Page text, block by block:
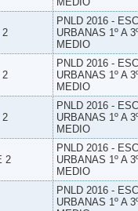
2
PNLD 2016 -
URBANAS 1º A
MEDIO
2
PNLD 2016 -
URBANAS 1º A
MEDIO
2
PNLD 2016 -
URBANAS 1º A
MEDIO
2
PNLD 2016 -
URBANAS 1º A
MEDIO
PNLD 2016 -
URBANAS 1º A